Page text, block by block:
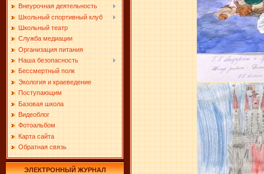
Внеурочная деятельность
Школьный спортивный клуб
Школьный театр
Служба медиации
Организация питания
Наша безопасность
Бессмертный полк
Экология и краеведение
Поступающим
Базовая школа
Видеоблог
Фотоальбом
Карта сайта
Обратная связь
ЭЛЕКТРОННЫЙ ЖУРНАЛ